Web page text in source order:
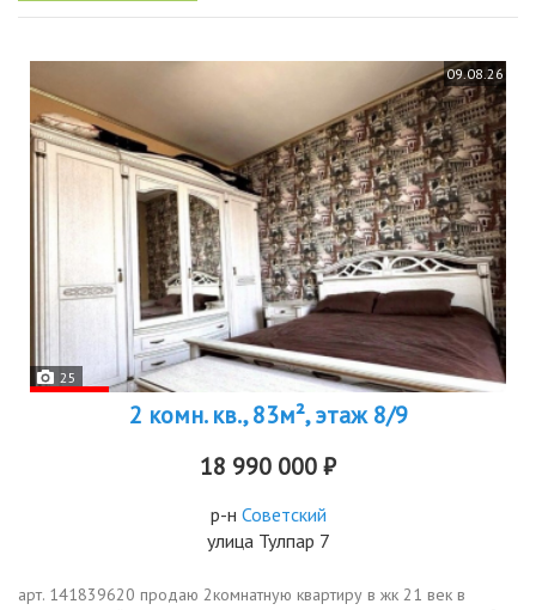
09.08.26
25
2 комн. кв., 83м², этаж 8/9
18 990 000 ₽
р-н Советский
улица Тулпар 7
арт. 141839620 продаю 2комнатную квартиру в жк 21 век в